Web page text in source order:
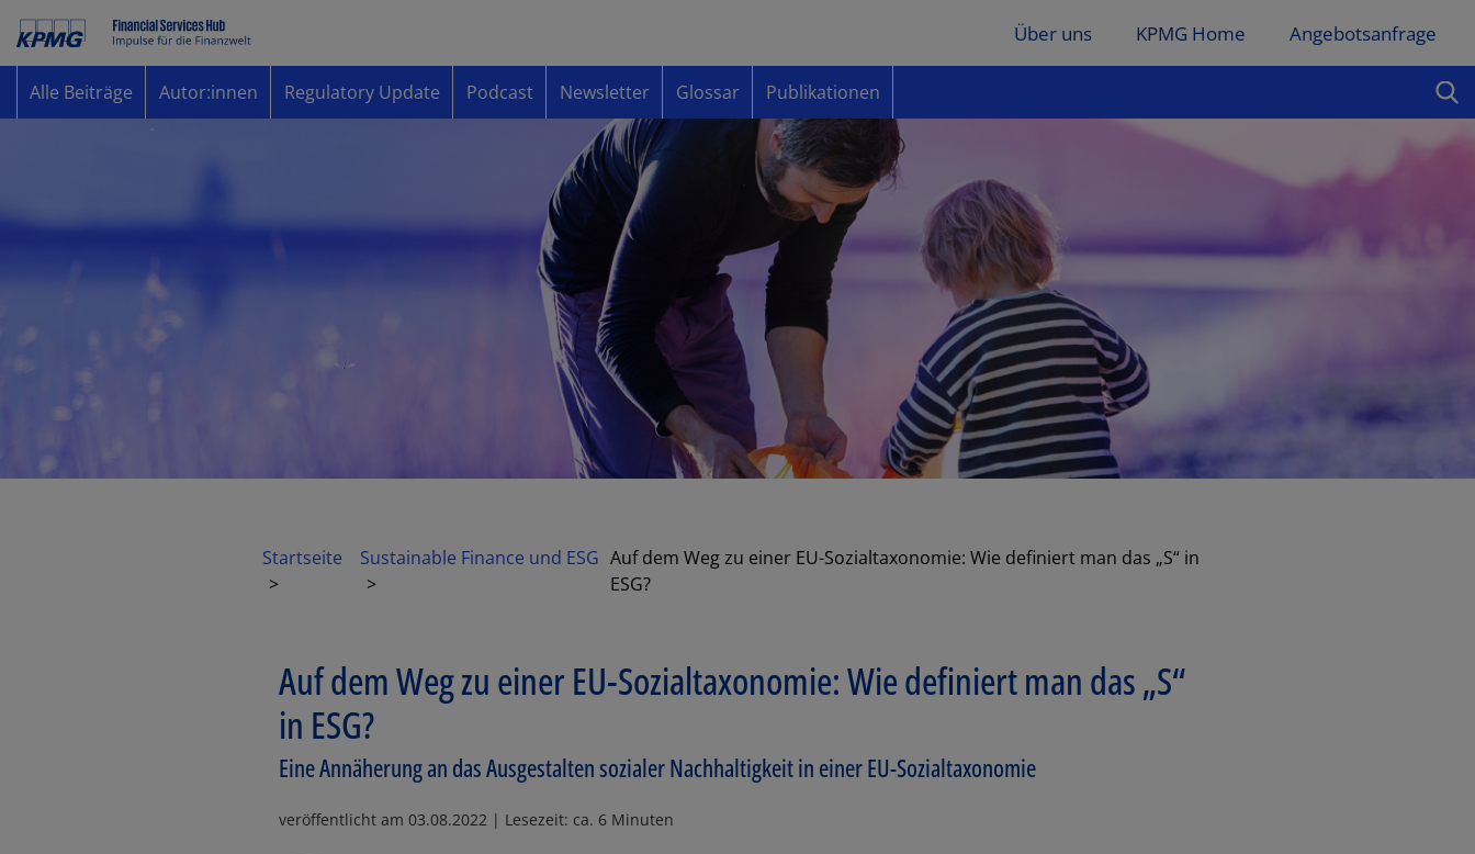
Über uns KPMG Home Angebotsanfrage
Alle Beiträge Autor:innen Regulatory Update Podcast Newsletter Glossar Publikationen
Startseite Sustainable Finance und ESG Auf dem Weg zu einer EU-Sozialtaxonomie: Wie definiert man das „S“ in
ESG?
Auf dem Weg zu einer EU-Sozialtaxonomie: Wie definiert man das „S“
in ESG?
Eine Annäherung an das Ausgestalten sozialer Nachhaltigkeit in einer EU-Sozialtaxonomie
veröffentlicht am 03.08.2022 | Lesezeit: ca. 6 Minuten